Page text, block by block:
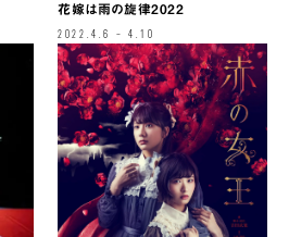
花嫁は雨の旋律2022
2022.4.6 – 4.10